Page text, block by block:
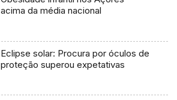
acima da média nacional
Eclipse solar: Procura por óculos de
proteção superou expetativas